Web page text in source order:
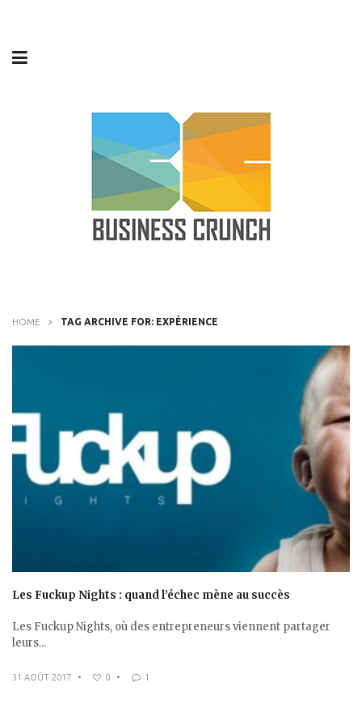
HOME TAG ARCHIVE FOR: EXPÉRIENCE
Les Fuckup Nights : quand l’échec mène au succès
Les Fuckup Nights, où des entrepreneurs viennent partager
leurs...
31 AOÛT 2017 • 0 • 1